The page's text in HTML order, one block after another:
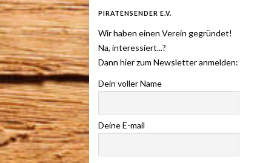
PIRATENSENDER E.V.
Wir haben einen Verein gegründet!
Na, interessiert...?
Dann hier zum Newsletter anmelden:
Dein voller Name
Deine E-mail